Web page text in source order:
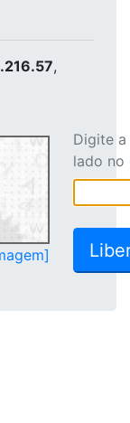
,
Digite
lado no